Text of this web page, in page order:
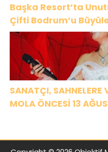
Başka Resort’ta
Çifti Bodrum’u
SANATÇI, SAHNELERE
MOLA ÖNCESİ 13